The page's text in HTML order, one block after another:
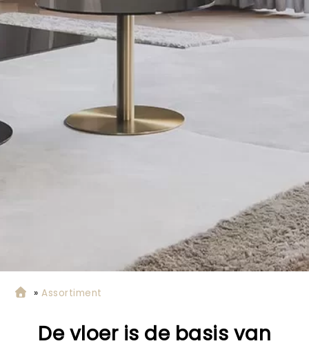
»Assortiment
De vloer is de basis van